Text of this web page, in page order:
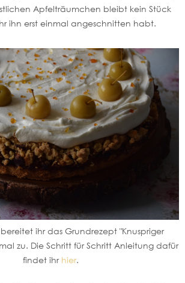
Apfelträumchen bleibt kein Stück
ihn erst einmal angeschnitten habt.
ihr das Grundrezept "Knuspriger
zu. Die Schritt für Schritt Anleitung dafür
findet ihr hier.